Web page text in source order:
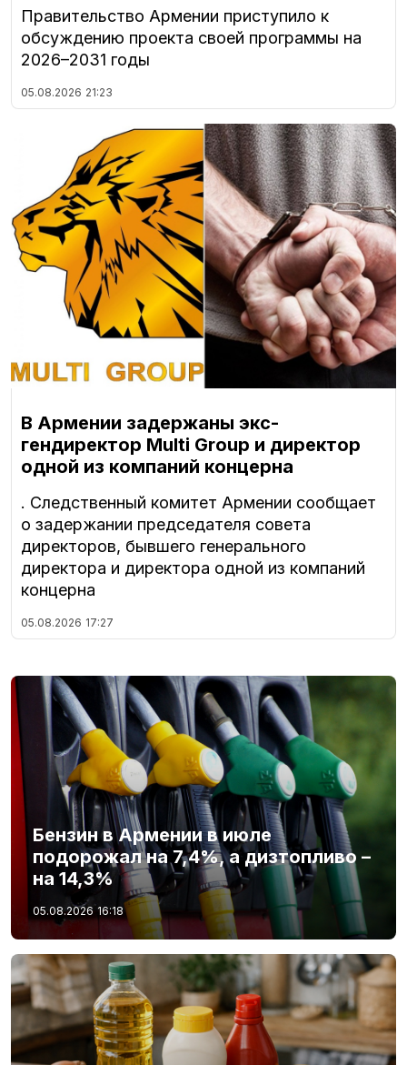
Правительство Армении приступило к
обсуждению проекта своей программы на
2026–2031 годы
05.08.2026 21:23
В Армении задержаны экс-
гендиректор Multi Group и директор
одной из компаний концерна
. Следственный комитет Армении сообщает
о задержании председателя совета
директоров, бывшего генерального
директора и директора одной из компаний
концерна
05.08.2026 17:27
Бензин в Армении в июле
подорожал на 7,4%, а дизтопливо –
на 14,3%
05.08.2026 16:18